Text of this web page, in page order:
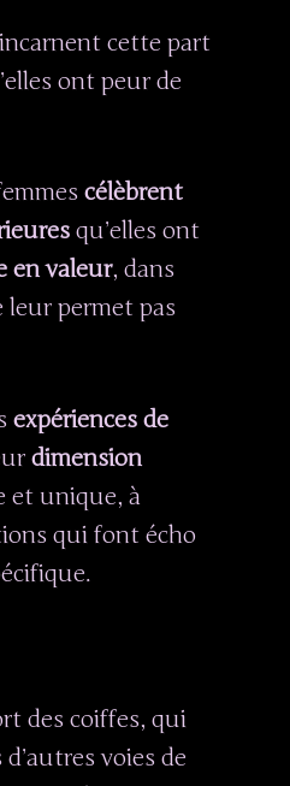
incarnent cette part
ont peur de
célèbrent
qu’elles ont
en valeur, dans
leur permet pas
expériences de
dimension
et unique, à
qui font écho
des coiffes, qui
voies de